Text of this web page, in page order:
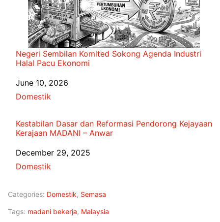
Negeri Sembilan Komited Sokong Agenda Industri
Halal Pacu Ekonomi
Date
June 10, 2026
In relation to
Domestik
Kestabilan Dasar dan Reformasi Pendorong Kejayaan
Kerajaan MADANI – Anwar
Date
December 29, 2025
In relation to
Domestik
Categories: Domestik, Semasa
Tags: madani bekerja, Malaysia